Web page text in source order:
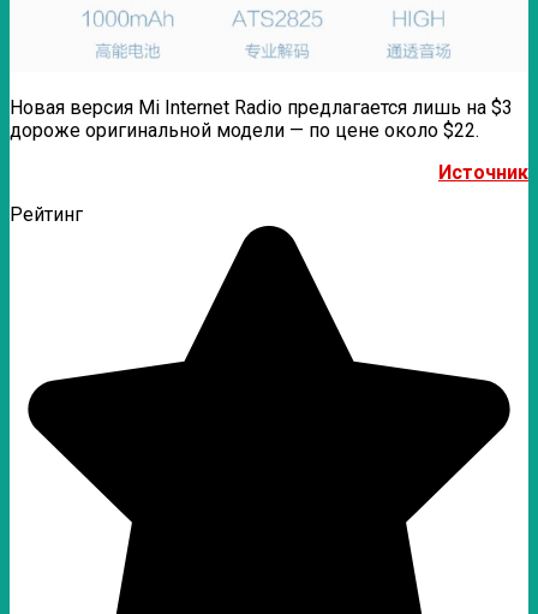
Новая версия Mi Internet Radio предлагается лишь на $3
дороже оригинальной модели — по цене около $22.
Источник
Рейтинг